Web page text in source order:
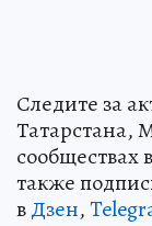
Следите за
Татарстана,
сообществах в
также
вДзен,